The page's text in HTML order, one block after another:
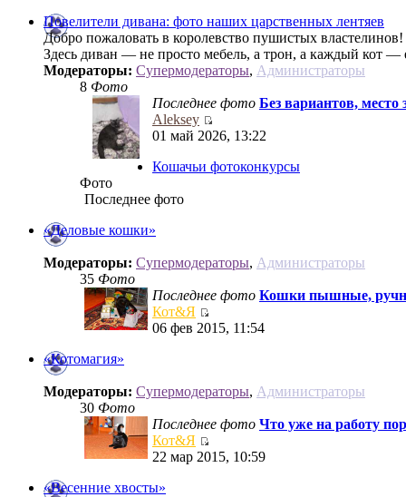
Повелители дивана: фото наших царственных лентяев
Добро пожаловать в королевство пушистых властелинов!
Здесь диван — не просто мебель, а трон, а каждый кот —
Модераторы: Супермодераторы, Администраторы
8 Фото
Последнее фото Без вариантов, место
Aleksey
01 май 2026, 13:22
Кошачьи фотоконкурсы
Фото
Последнее фото
«Деловые кошки»
Модераторы: Супермодераторы, Администраторы
35 Фото
Последнее фото Кошки пышные,
Кот&Я
06 фев 2015, 11:54
«Котомагия»
Модераторы: Супермодераторы, Администраторы
30 Фото
Последнее фото Что уже на работу
Кот&Я
22 мар 2015, 10:59
«Весенние хвосты»